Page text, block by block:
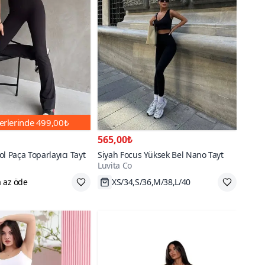
499,00₺
Paça Toparlayıcı Tayt
az öde
565,00₺
Siyah Focus Yüksek Bel Nano Tayt
Luvita Co
XS/34,S/36,M/38,L/40